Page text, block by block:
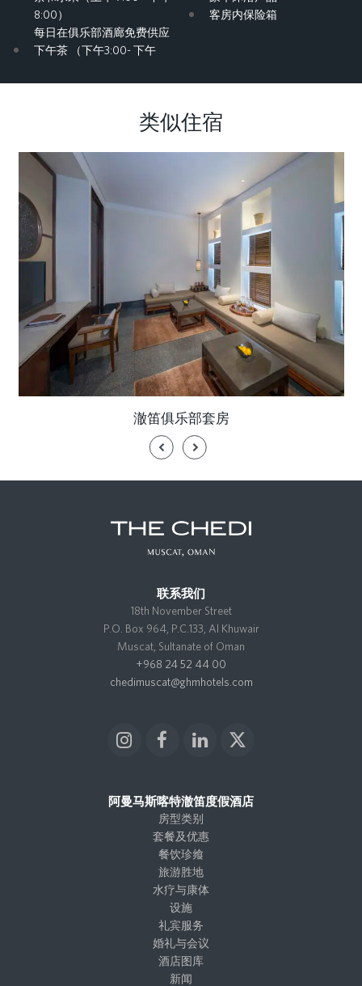
8:00）
每日在俱乐部酒廊免费供应
下午茶 （下午3:00- 下午
客房内保险箱
类似住宿
澈笛俱乐部套房
PreviousNext
联系我们
18th November Street
P.O. Box 964, P.C.133, Al Khuwair
Muscat, Sultanate of Oman
+968 24 52 44 00
chedimuscat@ghmhotels.com
I
t
F
e
b
o
o
k
L
k
e
d
I
n
X
i
阿曼马斯喀特澈笛度假酒店
房型类别
套餐及优惠
餐饮珍飨
旅游胜地
水疗与康体
设施
礼宾服务
婚礼与会议
酒店图库
新闻